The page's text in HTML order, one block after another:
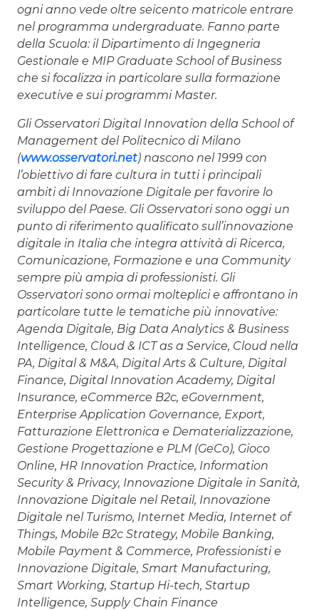
ogni anno vede oltre seicento matricole entrare
nel programma undergraduate. Fanno parte
della Scuola: il Dipartimento di Ingegneria
Gestionale e MIP Graduate School of Business
che si focalizza in particolare sulla formazione
executive e sui programmi Master.
Gli Osservatori Digital Innovation della School of
Management del Politecnico di Milano
(www.osservatori.net) nascono nel 1999 con
l’obiettivo di fare cultura in tutti i principali
ambiti di Innovazione Digitale per favorire lo
sviluppo del Paese. Gli Osservatori sono oggi un
punto di riferimento qualificato sull’innovazione
digitale in Italia che integra attività di Ricerca,
Comunicazione, Formazione e una Community
sempre più ampia di professionisti. Gli
Osservatori sono ormai molteplici e affrontano in
particolare tutte le tematiche più innovative:
Agenda Digitale, Big Data Analytics & Business
Intelligence, Cloud & ICT as a Service, Cloud nella
PA, Digital & M&A, Digital Arts & Culture, Digital
Finance, Digital Innovation Academy, Digital
Insurance, eCommerce B2c, eGovernment,
Enterprise Application Governance, Export,
Fatturazione Elettronica e Dematerializzazione,
Gestione Progettazione e PLM (GeCo), Gioco
Online, HR Innovation Practice, Information
Security & Privacy, Innovazione Digitale in Sanità,
Innovazione Digitale nel Retail, Innovazione
Digitale nel Turismo, Internet Media, Internet of
Things, Mobile B2c Strategy, Mobile Banking,
Mobile Payment & Commerce, Professionisti e
Innovazione Digitale, Smart Manufacturing,
Smart Working, Startup Hi-tech, Startup
Intelligence, Supply Chain Finance